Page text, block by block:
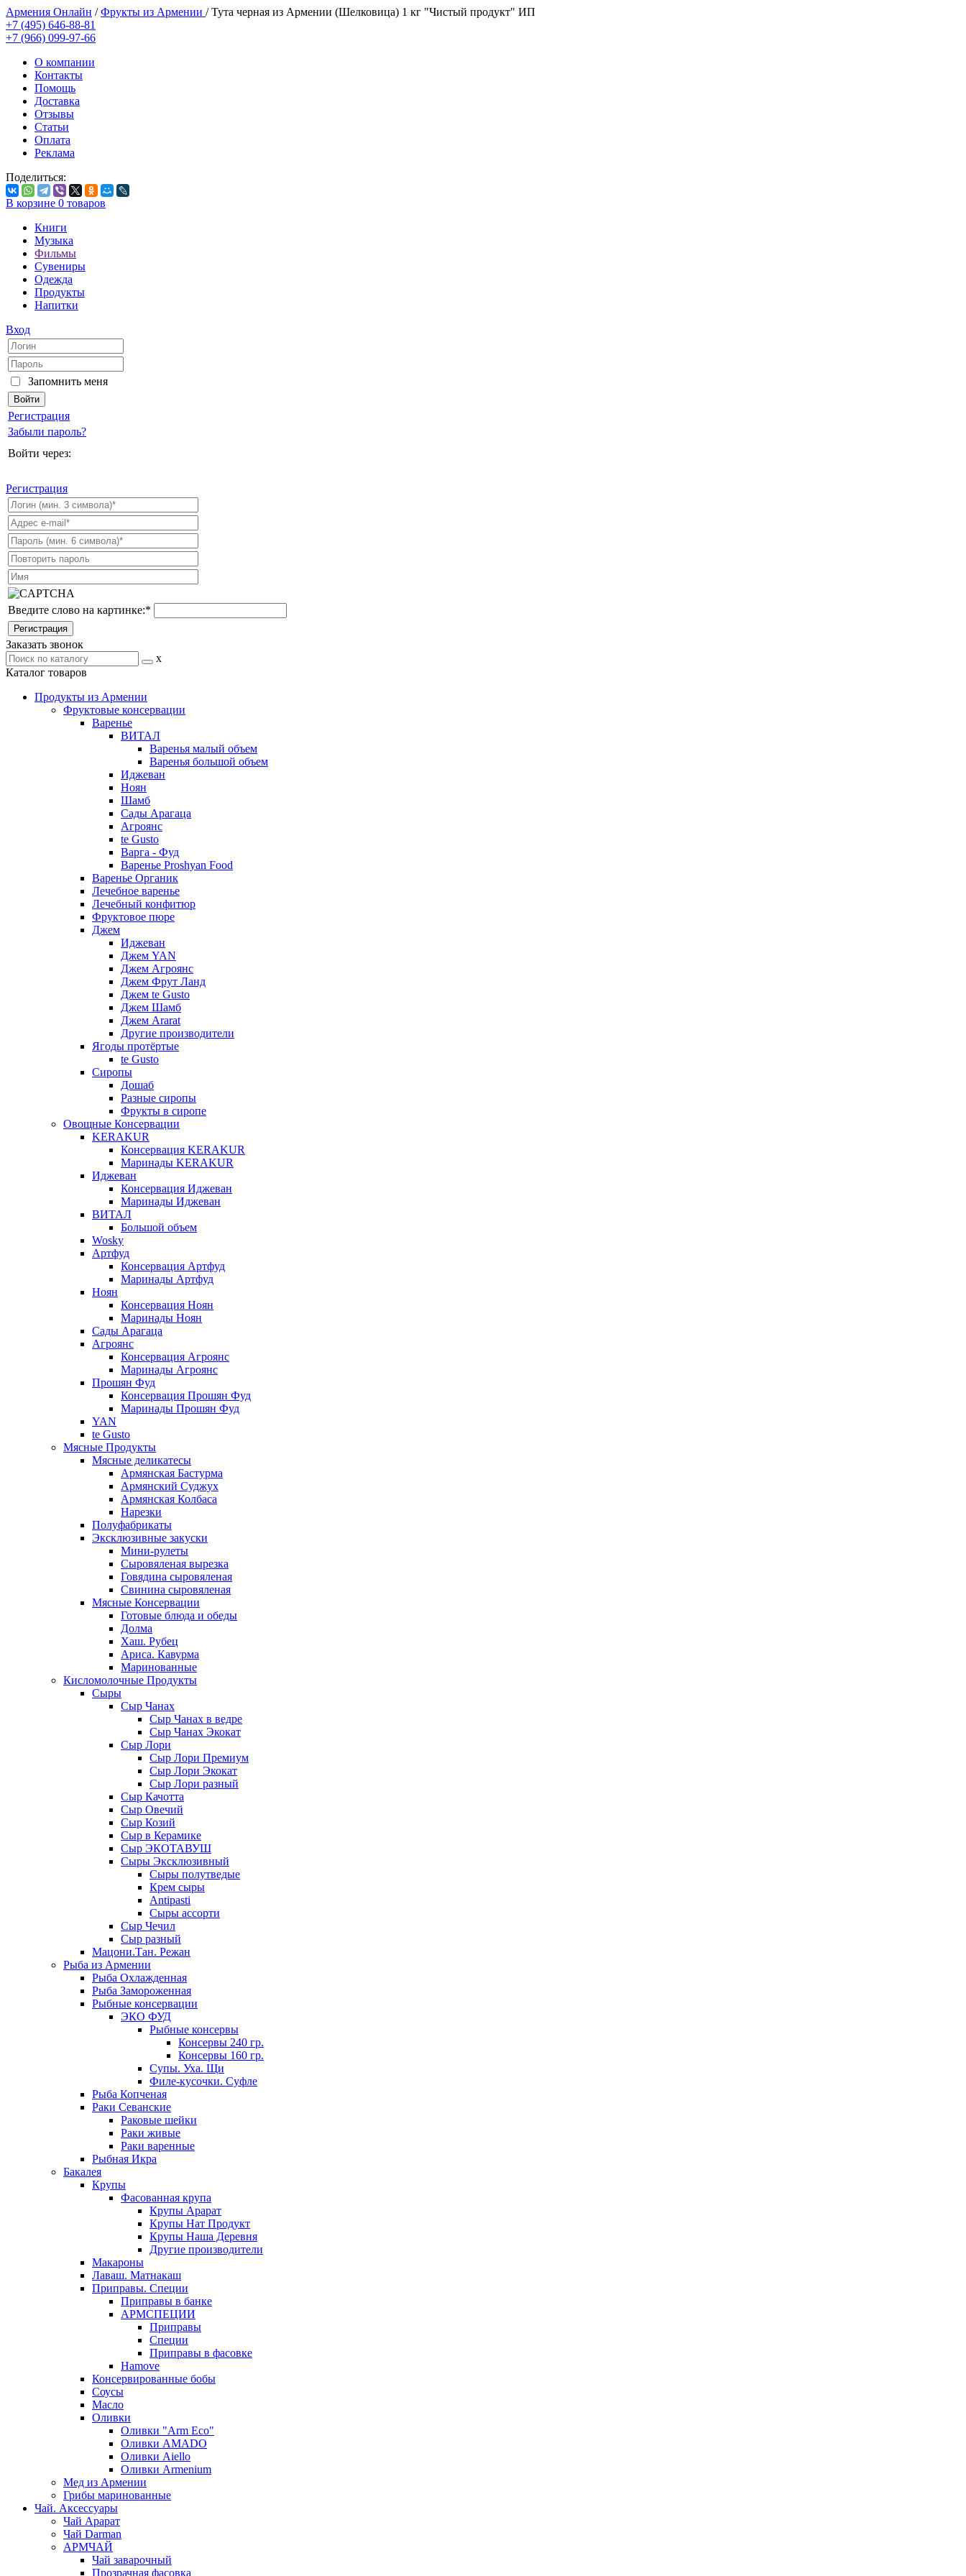
Армения Онлайн /Фрукты из Армении /Тута черная из Армении (Шелковица) 1 кг "Чистый продукт" ИП
+7 (495) 646-88-81
+7 (966) 099-97-66
О компании
Контакты
Помощь
Доставка
Отзывы
Статьи
Оплата
Реклама
Поделиться:
В корзине 0 товаров
Книги
Музыка
Фильмы
Сувениры
Одежда
Продукты
Напитки
Вход
Запомнить меня
Регистрация
Забыли пароль?
Войти через:
Регистрация
Введите слово на картинке:*
Заказать звонок
x
Каталог товаров
Продукты из Армении
Фруктовые консервации
Варенье
ВИТАЛ
Варенья малый объем
Варенья большой объем
Иджеван
Ноян
Шамб
Сады Арагаца
Агроянс
te Gusto
Варга - Фуд
Варенье Proshyan Food
Варенье Органик
Лечебное варенье
Лечебный конфитюр
Фруктовое пюре
Джем
Иджеван
Джем YAN
Джем Агроянс
Джем Фрут Ланд
Джем te Gusto
Джем Шамб
Джем Ararat
Другие производители
Ягоды протёртые
te Gusto
Сиропы
Дошаб
Разные сиропы
Фрукты в сиропе
Овощные Консервации
KERAKUR
Консервация KERAKUR
Маринады KERAKUR
Иджеван
Консервация Иджеван
Маринады Иджеван
ВИТАЛ
Большой объем
Wosky
Артфуд
Консервация Артфуд
Маринады Артфуд
Ноян
Консервация Ноян
Маринады Ноян
Сады Арагаца
Агроянс
Консервация Агроянс
Маринады Агроянс
Прошян Фуд
Консервация Прошян Фуд
Маринады Прошян Фуд
YAN
te Gusto
Мясные Продукты
Мясные деликатесы
Армянская Бастурма
Армянский Суджух
Армянская Колбаса
Нарезки
Полуфабрикаты
Эксклюзивные закуски
Мини-рулеты
Сыровяленая вырезка
Говядина сыровяленая
Свинина сыровяленая
Мясные Консервации
Готовые блюда и обеды
Долма
Хаш. Рубец
Ариса. Кавурма
Маринованные
Кисломолочные Продукты
Сыры
Сыр Чанах
Сыр Чанах в ведре
Сыр Чанах Экокат
Сыр Лори
Сыр Лори Премиум
Сыр Лори Экокат
Сыр Лори разный
Сыр Качотта
Сыр Овечий
Сыр Козий
Сыр в Керамике
Сыр ЭКОТАВУШ
Сыры Эксклюзивный
Сыры полутведые
Крем сыры
Antipasti
Сыры ассорти
Сыр Чечил
Сыр разный
Мацони.Тан. Режан
Рыба из Армении
Рыба Охлажденная
Рыба Замороженная
Рыбные консервации
ЭКО ФУД
Рыбные консервы
Консервы 240 гр.
Консервы 160 гр.
Супы. Уха. Щи
Филе-кусочки. Суфле
Рыба Копченая
Раки Севанские
Раковые шейки
Раки живые
Раки варенные
Рыбная Икра
Бакалея
Крупы
Фасованная крупа
Крупы Арарат
Крупы Нат Продукт
Крупы Наша Деревня
Другие производители
Макароны
Лаваш. Матнакаш
Приправы. Специи
Приправы в банке
АРМСПЕЦИИ
Приправы
Специи
Приправы в фасовке
Hamove
Консервированные бобы
Соусы
Масло
Оливки
Оливки "Arm Eco"
Оливки AMADO
Оливки Aiello
Оливки Armenium
Мед из Армении
Грибы маринованные
Чай. Аксессуары
Чай Арарат
Чай Darman
АРМЧАЙ
Чай заварочный
Прозрачная фасовка